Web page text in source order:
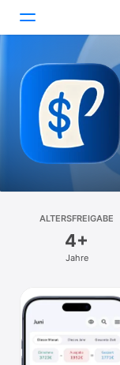
Heute
Spiele
Apps
Plattform
Mac
Vision
Watch
ALTERSFREIGABE
4+
Jahre